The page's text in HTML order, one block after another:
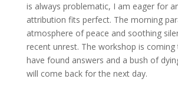
is always problematic, I am eager for
attribution fits perfect. The morning
atmosphere of peace and soothing
recent unrest. The workshop is coming
have found answers and a bush of
will come back for the next day.